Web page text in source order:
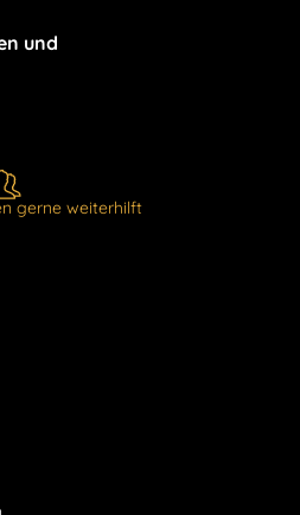
und
gerne weiterhilft